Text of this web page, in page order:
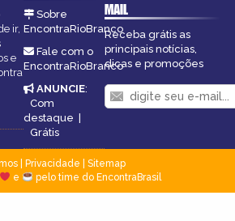
ir,
e
Sobre
EncontraRioBranco
Fale com o
EncontraRioBranco
ANUNCIE:
Com
destaque
Grátis
MAIL
Receba grátis as
principais notícias,
dicas e promoções
| Privacidade
Sitemap
e pelo time do EncontraBrasil